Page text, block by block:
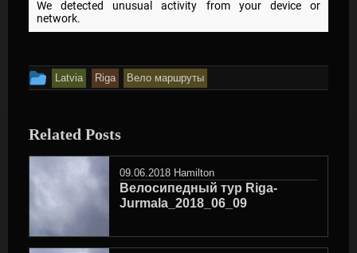
This
posted
Latvia Riga Вело маршруты
Related Posts
09.06.2018 Hamilton
Велосипедный тур Riga-
Jurmala_2018_06_09